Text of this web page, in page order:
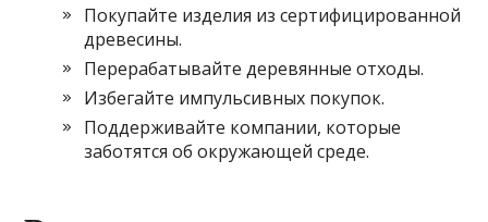
Покупайте изделия из сертифицированной
древесины.
Перерабатывайте деревянные отходы.
Избегайте импульсивных покупок.
Поддерживайте компании, которые
заботятся об окружающей среде.